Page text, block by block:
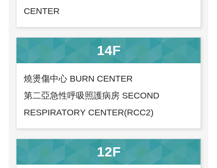
CENTER
14F
燒燙傷中心 BURN CENTER
第二亞急性呼吸照護病房 SECOND
RESPIRATORY CENTER(RCC2)
12F